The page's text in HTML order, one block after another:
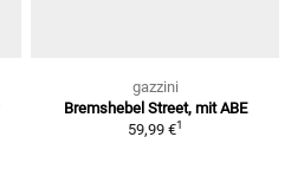
gazzini
Bremshebel Street, mit ABE
59,99 €1